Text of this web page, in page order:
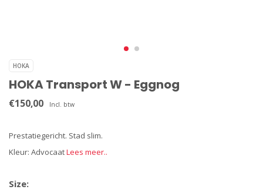
HOKA
HOKA Transport W - Eggnog
€150,00 Incl. btw
Prestatiegericht. Stad slim.
Kleur: AdvocaatLees meer..
Size: